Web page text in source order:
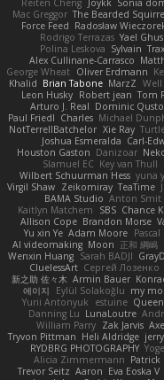
Reiten Cheng Joykk Sonia
Mac Greggor The Bearded
Force Feed Radosław
Rodrigo Terrazas Yael
Polina Leskova Sylvain
Alex Cullinane-Carrasco
George Wheat Oliver Erdmann
Khalid Brian Tabone MarzZ
Leon Husky Robert jean Tom
Arturo J. Real Dominic Qusto
Paul Friedl Charles Michael
NotTerrellBatchelor Xie Ray
Joshua Esmeralda Carl-
Houston Gaston Danizoar
Slamuel EC Key van Thull
Wilbert Schuurman Hess yuna
Virgil Shaw Zeikomiray TeaTime
BAMA Studio Anton Smit
Kaitlyn Matchem
SBS Chance K
Allison Cope Brandon Morse
Yu xin Ye Adam Moore
AI videomaking Moon 正和 綱嶋
Wenxin Huang Sarah BADJI
CluelessArt Cергей Лозенко
新之助 佐々木 Armin Bauer
에이지
Eylül Solakoğlu my
Yurii Antonyuk
estuine
Danning Lu LunaLoutre
William Parry Zak Jarvis
Tryvon Pittman Heli Aldridge
RYDBRG PHOTOGRAPHY
Alicia Zimmermann Patrick
Trevor Seitz Aaron Eva Eoska V